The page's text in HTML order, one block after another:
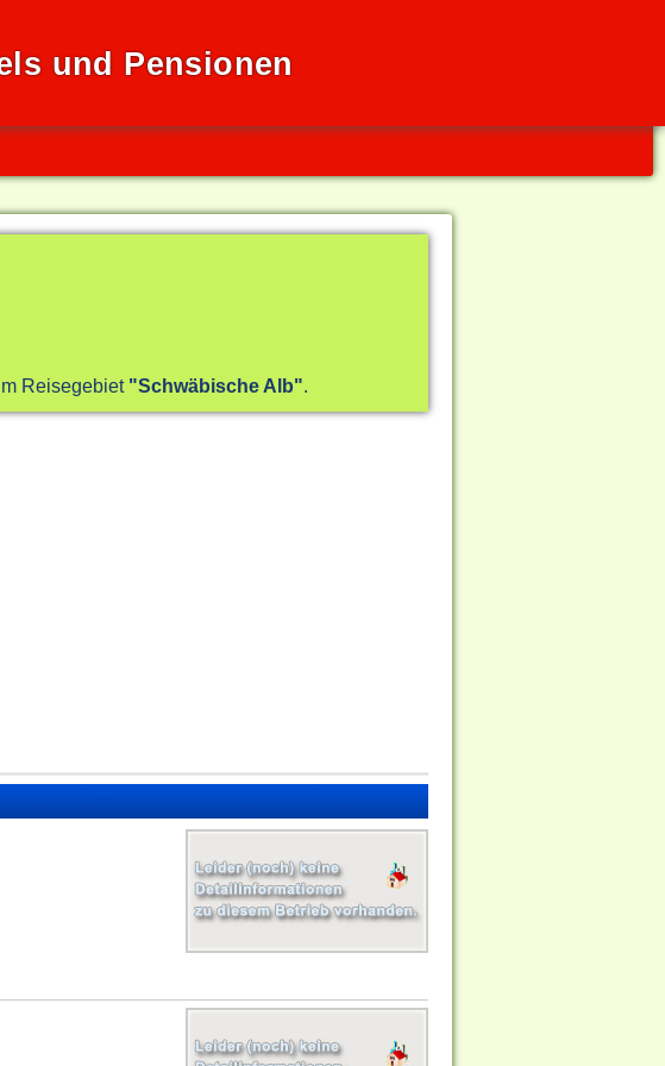
und Pensionen
Reisegebiet "Schwäbische Alb"